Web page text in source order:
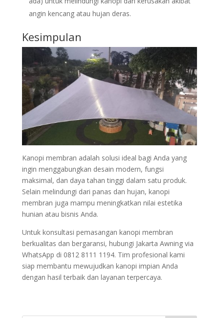
angin kencang atau hujan deras.
Kesimpulan
Kanopi membran adalah solusi ideal bagi Anda yang
ingin menggabungkan desain modern, fungsi
maksimal, dan daya tahan tinggi dalam satu produk.
Selain melindungi dari panas dan hujan, kanopi
membran juga mampu meningkatkan nilai estetika
hunian atau bisnis Anda.
Untuk konsultasi pemasangan kanopi membran
berkualitas dan bergaransi, hubungi Jakarta Awning via
WhatsApp di 0812 8111 1194. Tim profesional kami
siap membantu mewujudkan kanopi impian Anda
dengan hasil terbaik dan layanan terpercaya.